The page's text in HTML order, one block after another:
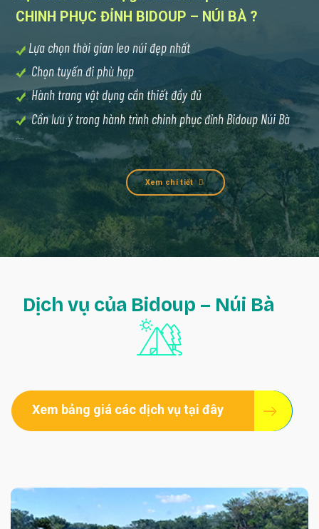
Bạn cần chuẩn bị gì khi khám phá
Lựa chọn thời gian leo núi đẹp nhất
Chọn tuyến đi phù hợp
Hành trang vật dụng cần thiết đầy đủ
Cần lưu ý trong hành trình chinh phục đỉnh Bidoup Núi Bà
Xem chi tiết
Dịch vụ của Bidoup – Núi Bà